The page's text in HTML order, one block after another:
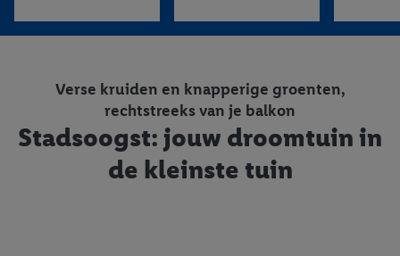
Verse kruiden en knapperige groenten,
rechtstreeks van je balkon
Stadsoogst: jouw droomtuin in
de kleinste tuin